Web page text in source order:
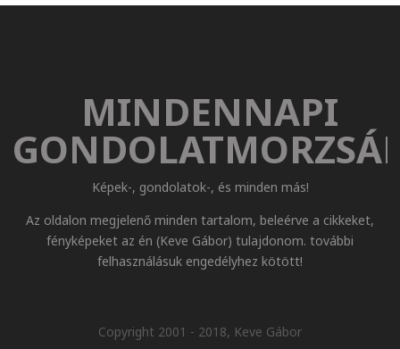
MINDENNAPI
Képek-, gondolatok-, és minden más!
Az oldalon megjelenő minden tartalom, beleérve a cikkeket,
fényképeket az én (Keve Gábor) tulajdonom. további
felhasználásuk engedélyhez kötött!
Copyright 2001 - 2018, Keve Gábor